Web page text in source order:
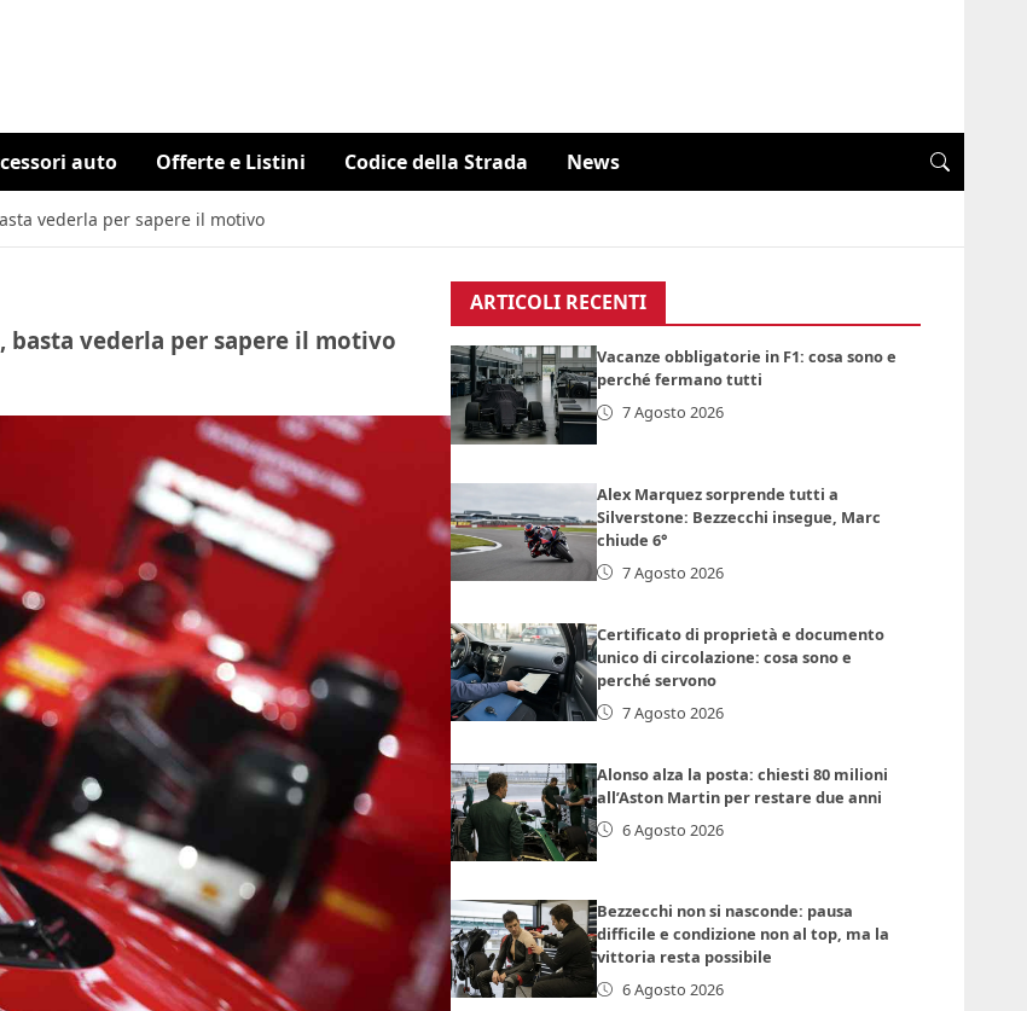
auto Offerte e Listini Codice della Strada News
vederla per sapere il motivo
basta vederla per sapere il motivo
ARTICOLI RECENTI
Vacanze obbligatorie in F1: cosa sono e
perché fermano tutti
7 Agosto 2026
Alex Marquez sorprende tutti a
Silverstone: Bezzecchi insegue, Marc
chiude 6°
7 Agosto 2026
Certificato di proprietà e documento
unico di circolazione: cosa sono e
perché servono
7 Agosto 2026
Alonso alza la posta: chiesti 80 milioni
all’Aston Martin per restare due anni
6 Agosto 2026
Bezzecchi non si nasconde: pausa
difficile e condizione non al top, ma la
vittoria resta possibile
6 Agosto 2026